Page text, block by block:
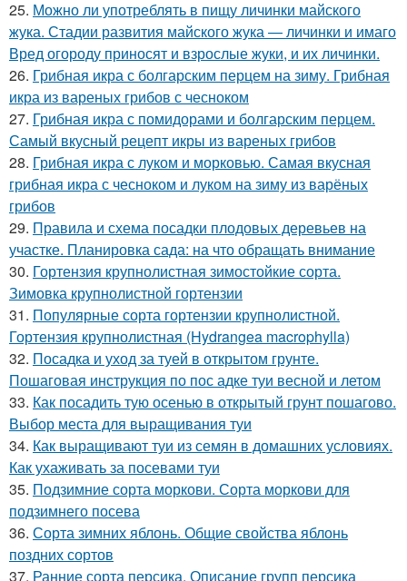
25. Можно ли употреблять в пищу личинки майского
жука. Стадии развития майского жука — личинки и имаго
Вред огороду приносят и взрослые жуки, и их личинки.
26. Грибная икра с болгарским перцем на зиму. Грибная
икра из вареных грибов с чесноком
27. Грибная икра с помидорами и болгарским перцем.
Самый вкусный рецепт икры из вареных грибов
28. Грибная икра с луком и морковью. Самая вкусная
грибная икра с чесноком и луком на зиму из варёных
грибов
29. Правила и схема посадки плодовых деревьев на
участке. Планировка сада: на что обращать внимание
30. Гортензия крупнолистная зимостойкие сорта.
Зимовка крупнолистной гортензии
31. Популярные сорта гортензии крупнолистной.
Гортензия крупнолистная (Hydrangea macrophylla)
32. Посадка и уход за туей в открытом грунте.
Пошаговая инструкция по пос адке туи весной и летом
33. Как посадить тую осенью в открытый грунт пошагово.
Выбор места для выращивания туи
34. Как выращивают туи из семян в домашних условиях.
Как ухаживать за посевами туи
35. Подзимние сорта моркови. Сорта моркови для
подзимнего посева
36. Сорта зимних яблонь. Общие свойства яблонь
поздних сортов
37. Ранние сорта персика. Описание групп персика